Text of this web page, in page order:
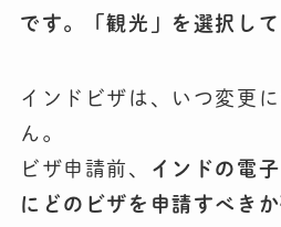
です。「観光」を選択して
インドビザは、いつ変更
ん。
ビザ申請前、
インドの電
にどのビザを申請すべき